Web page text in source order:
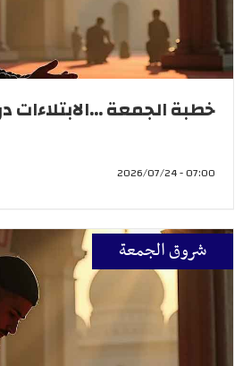
خطبة الجمعة
07:00 - 2026/07/24
شروق الجمعة